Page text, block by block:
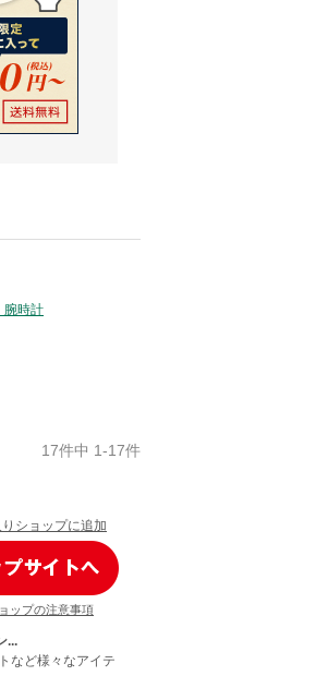
腕時計
17件中 1-17件
ショップに追加
ップの注意事項
...
など様々なアイテ